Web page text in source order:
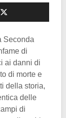
Seconda
di
ai danni di
di morte e
della storia,
delle
di